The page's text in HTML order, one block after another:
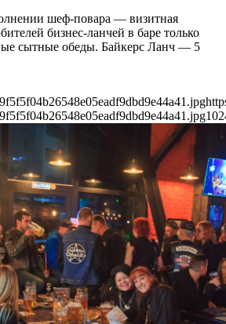
шеф-повара — визитная
бизнес-ланчей в баре только
сытные обеды. Байкерс Ланч — 5